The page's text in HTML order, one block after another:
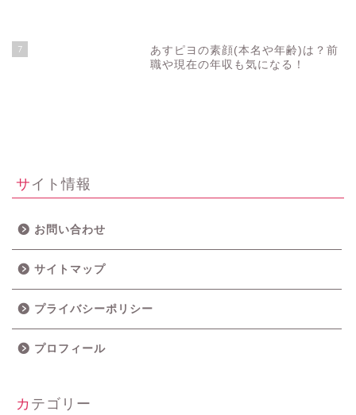
7
あすピヨの素顔(本名や年齢)は？前
職や現在の年収も気になる！
サイト情報
お問い合わせ
サイトマップ
プライバシーポリシー
プロフィール
カテゴリー